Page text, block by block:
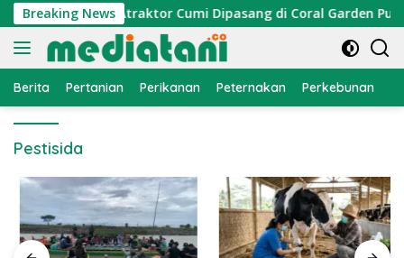
Langsung
ke
konten
Breaking News
Nelayan, Atraktor Cumi Dipasang di Coral Garden Pulau
Berita Pertanian Perikanan Peternakan Perkebunan
Pestisida